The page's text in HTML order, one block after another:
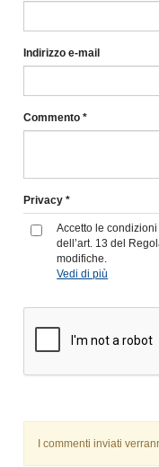
Indirizzo e-mail
Commento *
Privacy *
Accetto le
dell’art. 13 del
modifiche.
Vedi di più
I commenti inviati